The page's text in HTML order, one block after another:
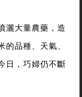
灑大量農藥，造
品種、天氣、
日，巧婦仍不斷